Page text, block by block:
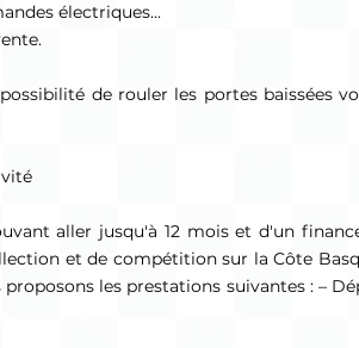
électriques...
de rouler les portes baissées
aller jusqu'à 12 mois et d'un
et de compétition sur la Côte
les prestations suivantes : –